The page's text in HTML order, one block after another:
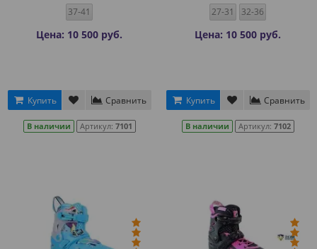
37-41
Цена: 10 500 руб.
Купить Сравнить
В наличии Артикул: 7101
27-31
32-36
Цена: 10 500 руб.
Купить Сравнить
В наличии Артикул: 7102